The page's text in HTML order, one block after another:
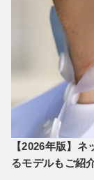
【2026年版】
るモデルもご紹